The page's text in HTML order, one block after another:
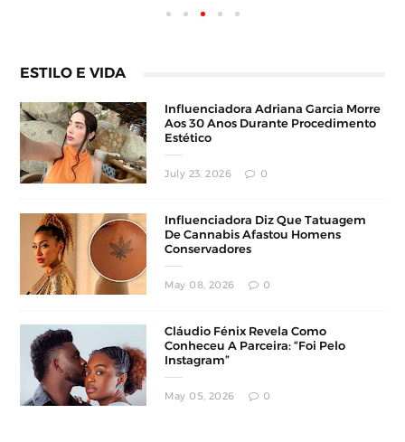
ESTILO E VIDA
Influenciadora Adriana Garcia Morre
Aos 30 Anos Durante Procedimento
Estético
July 23, 2026 0
Influenciadora Diz Que Tatuagem
De Cannabis Afastou Homens
Conservadores
May 08, 2026 0
Cláudio Fénix Revela Como
Conheceu A Parceira: “Foi Pelo
Instagram”
May 05, 2026 0